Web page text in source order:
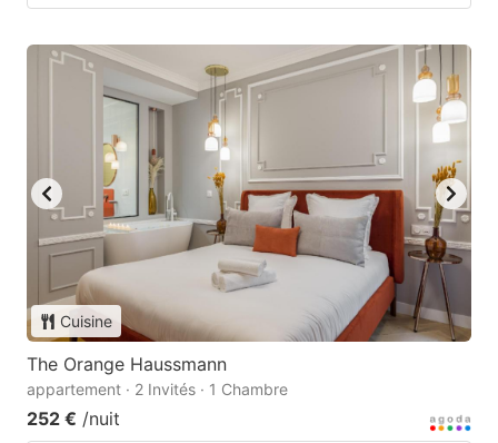
Cuisine
The Orange Haussmann
appartement · 2 Invités · 1 Chambre
252 € /nuit